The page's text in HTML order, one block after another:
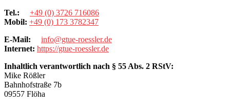
Tel.:
+49 (0) 3726 716086
Mobil: +49 (0) 173 3782347
E-Mail:
info@gtue-roessler.de
Internet: https://gtue-roessler.de
Inhaltlich verantwortlich nach § 55 Abs. 2 RStV:
Mike Rößler
Bahnhofstraße 7b
09557 Flöha